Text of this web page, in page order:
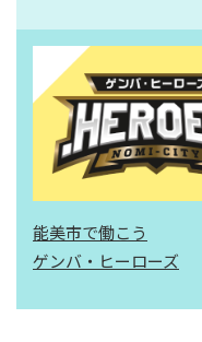
能美市で働こう
ゲンバ・ヒーローズ